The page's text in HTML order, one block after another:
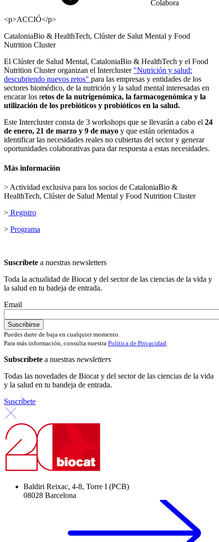
Colabora
<p>ACCIÓ</p>
CataloniaBio & HealthTech, Clúster de Salut Mental y Food
Nutrition Cluster
El Clúster de Salud Mental, CataloniaBio & HealthTech y el Food
Nutrition Cluster organizan el Intercluster "Nutrición y salud:
descubriendo nuevos retos" para las empresas y entidades de los
sectores biomédico, de la nutrición y la salud mental interesadas en
encarar los retos de la nutrigenómica, la farmacogenómica y la
utilización de los prebióticos y probióticos en la salud.
Este Intercluster consta de 3 workshops que se llevarán a cabo el 24
de enero, 21 de marzo y 9 de mayo y que están orientados a
identificar las necesidades reales no cubiertas del sector y generar
oportunidades colaborativas para dar respuesta a estas necesidades.
Más información
> Actividad exclusiva para los socios de CataloniaBio &
HealthTech, Clúster de Salud Mental y Food Nutrition Cluster
> Registro
> Programa
Suscríbete a nuestras newsletters
Toda la actualidad de Biocat y del sector de las ciencias de la vida y
la salud en tu badeja de entrada.
Email
Puedes darte de baja en cualquier momento.
Para más información, consulta nuestra Política de Privacidad
Subscríbete a nuestras newsletters
Todas las novedades de Biocat y del sector de las ciencias de la vida
y la salud en tu bandeja de entrada.
Suscríbete
Baldiri Reixac, 4-8, Torre I (PCB)
08028 Barcelona